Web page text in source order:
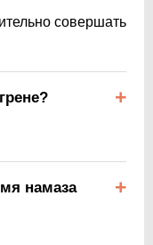
совершать
намаза